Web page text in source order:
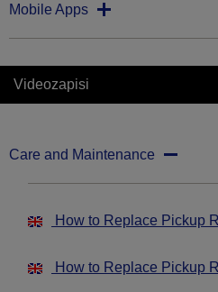
Mobile Apps
Videozapisi
Care and Maintenance
How to Replace Pickup
How to Replace Pickup